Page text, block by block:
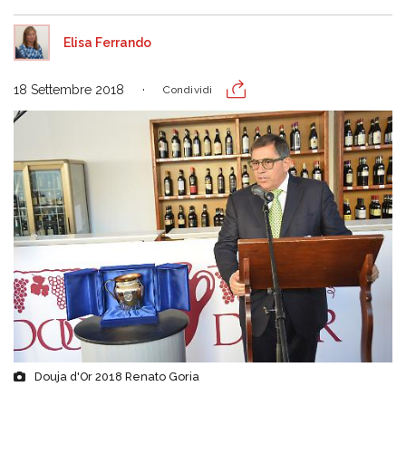
Elisa Ferrando
18 Settembre 2018 Condividi
Douja d'Or 2018 Renato Goria